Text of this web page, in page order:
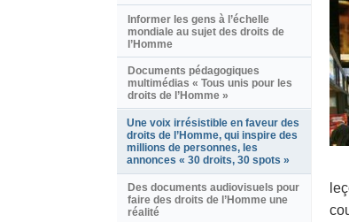
Informer les gens à l’échelle
mondiale au sujet des droits de
l’Homme
Documents pédagogiques
multimédias « Tous unis pour les
droits de l’Homme »
Une voix irrésistible en faveur des
droits de l’Homme, qui inspire des
millions de personnes, les
annonces « 30 droits, 30 spots »
Des documents audiovisuels pour
faire des droits de l’Homme une
réalité